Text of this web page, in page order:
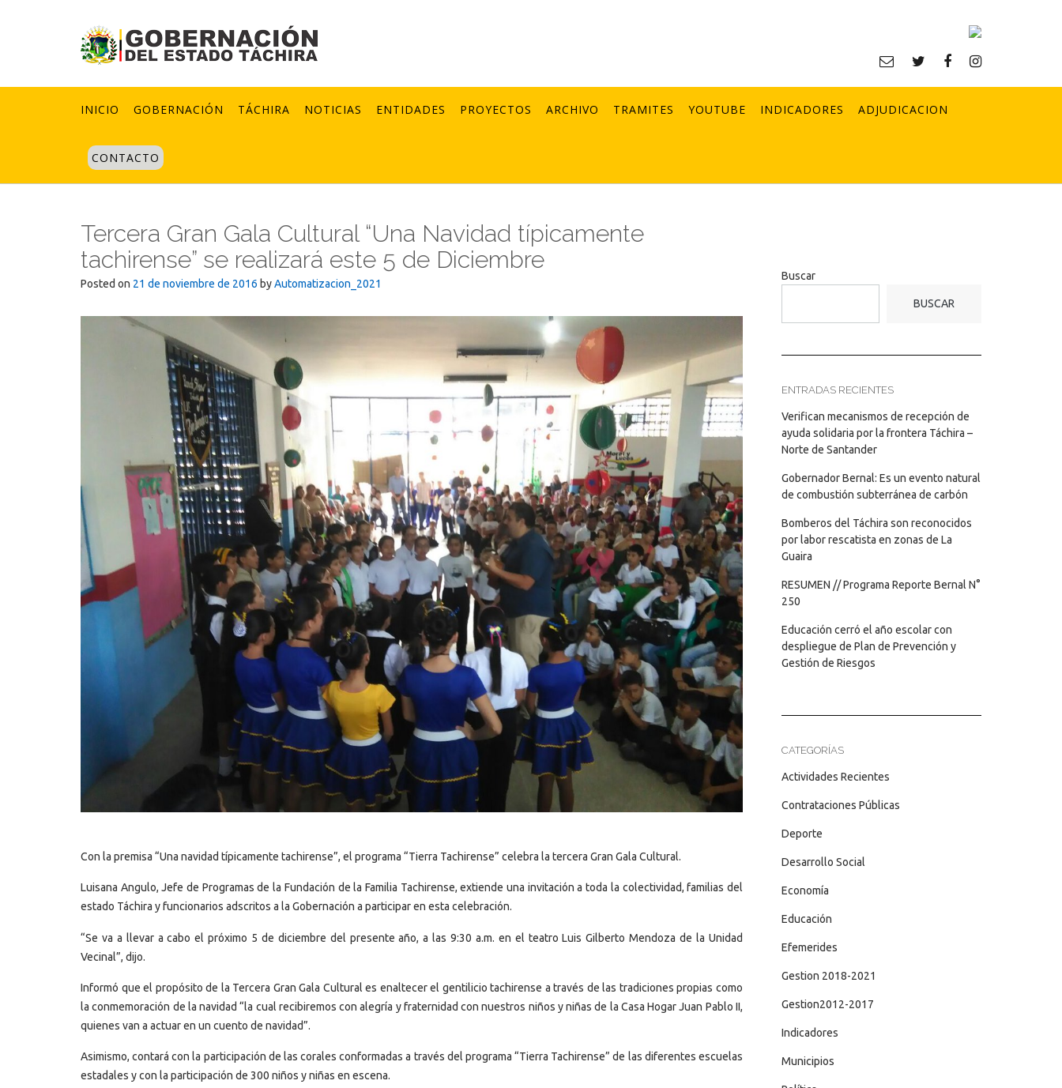
INICIO GOBERNACIÓN TÁCHIRA NOTICIAS ENTIDADES PROYECTOS ARCHIVO TRAMITES YOUTUBE INDICADORES ADJUDICACION
CONTACTO
Tercera Gran Gala Cultural “Una Navidad típicamente
tachirense” se realizará este 5 de Diciembre
Posted on 21 de noviembre de 2016 byAutomatizacion_2021
Con la premisa “Una navidad típicamente tachirense”, el programa “Tierra Tachirense” celebra la tercera Gran Gala Cultural.
Luisana Angulo, Jefe de Programas de la Fundación de la Familia Tachirense, extiende una invitación a toda la colectividad, familias del
estado Táchira y funcionarios adscritos a la Gobernación a participar en esta celebración.
“Se va a llevar a cabo el próximo 5 de diciembre del presente año, a las 9:30 a.m. en el teatro Luis Gilberto Mendoza de la Unidad
Vecinal”, dijo.
Informó que el propósito de la Tercera Gran Gala Cultural es enaltecer el gentilicio tachirense a través de las tradiciones propias como
la conmemoración de la navidad “la cual recibiremos con alegría y fraternidad con nuestros niños y niñas de la Casa Hogar Juan Pablo II,
quienes van a actuar en un cuento de navidad”.
Asimismo, contará con la participación de las corales conformadas a través del programa “Tierra Tachirense” de las diferentes escuelas
estadales y con la participación de 300 niños y niñas en escena.
Buscar
BUSCAR
ENTRADAS RECIENTES
Verifican mecanismos de recepción de
ayuda solidaria por la frontera Táchira –
Norte de Santander
Gobernador Bernal: Es un evento natural
de combustión subterránea de carbón
Bomberos del Táchira son reconocidos
por labor rescatista en zonas de La
Guaira
RESUMEN // Programa Reporte Bernal N°
250
Educación cerró el año escolar con
despliegue de Plan de Prevención y
Gestión de Riesgos
CATEGORÍAS
Actividades Recientes
Contrataciones Públicas
Deporte
Desarrollo Social
Economía
Educación
Efemerides
Gestion 2018-2021
Gestion2012-2017
Indicadores
Municipios